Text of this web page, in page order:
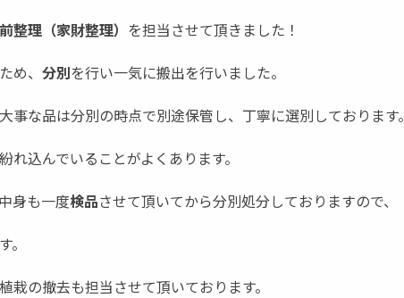
整理（家財整理） を担当させて頂きました！
め、 分別を行い一気に搬出を行いました。
事な品は分別の時点で別途保管し、丁寧に選別しております。
れ込んでいることがよくあります。
身も一度検品させて頂いてから分別処分しておりますので、
栽の撤去も担当させて頂いております。